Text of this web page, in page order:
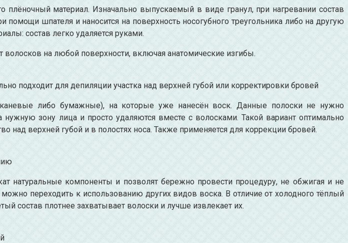
материал. Изначально выпускаемый в виде гранул, при нагревании состав
шпателя и наносится на поверхность носогубного треугольника либо на другую
состав легко удаляется руками.
волосков на любой поверхности, включая анатомические изгибы.
подходит для депиляции участка над верхней губой или корректировки бровей
либо бумажные), на которые уже нанесён воск. Данные полоски не нужно
зону лица и просто удаляются вместе с волосками. Такой вариант оптимально
над верхней губой и в полостях носа. Также применяется для коррекции бровей.
натуральные компоненты и позволят бережно провести процедуру, не обжигая и не
переходить к использованию других видов воска. В отличие от холодного тёплый
состав плотнее захватывает волоски и лучше извлекает их.